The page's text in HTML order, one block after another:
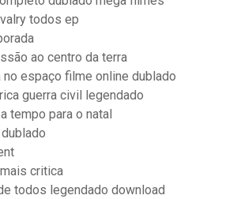
todos ep
ao centro da terra
espaço filme online dublado
guerra civil legendado
tempo para o natal
critica
todos legendado download